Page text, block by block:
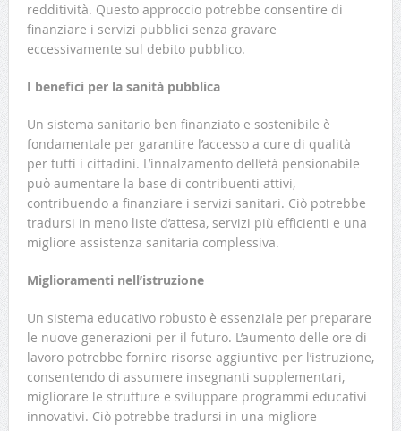
redditività. Questo approccio potrebbe consentire di
finanziare i servizi pubblici senza gravare
eccessivamente sul debito pubblico.
I benefici per la sanità pubblica
Un sistema sanitario ben finanziato e sostenibile è
fondamentale per garantire l’accesso a cure di qualità
per tutti i cittadini. L’innalzamento dell’età pensionabile
può aumentare la base di contribuenti attivi,
contribuendo a finanziare i servizi sanitari. Ciò potrebbe
tradursi in meno liste d’attesa, servizi più efficienti e una
migliore assistenza sanitaria complessiva.
Miglioramenti nell’istruzione
Un sistema educativo robusto è essenziale per preparare
le nuove generazioni per il futuro. L’aumento delle ore di
lavoro potrebbe fornire risorse aggiuntive per l’istruzione,
consentendo di assumere insegnanti supplementari,
migliorare le strutture e sviluppare programmi educativi
innovativi. Ciò potrebbe tradursi in una migliore